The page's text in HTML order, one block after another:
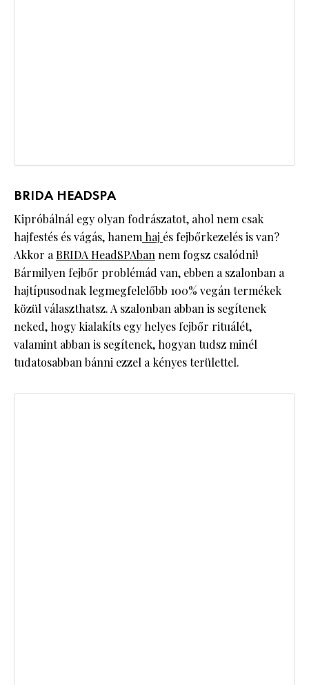
BRIDA HEADSPA
Kipróbálnál egy olyan fodrászatot, ahol nem csak
hajfestés és vágás, hanem haj és fejbőrkezelés is van?
Akkor a BRIDA HeadSPAban nem fogsz csalódni!
Bármilyen fejbőr problémád van, ebben a szalonban a
hajtípusodnak legmegfelelőbb 100% vegán termékek
közül választhatsz. A szalonban abban is segítenek
neked, hogy kialakíts egy helyes fejbőr rituálét,
valamint abban is segítenek, hogyan tudsz minél
tudatosabban bánni ezzel a kényes területtel.